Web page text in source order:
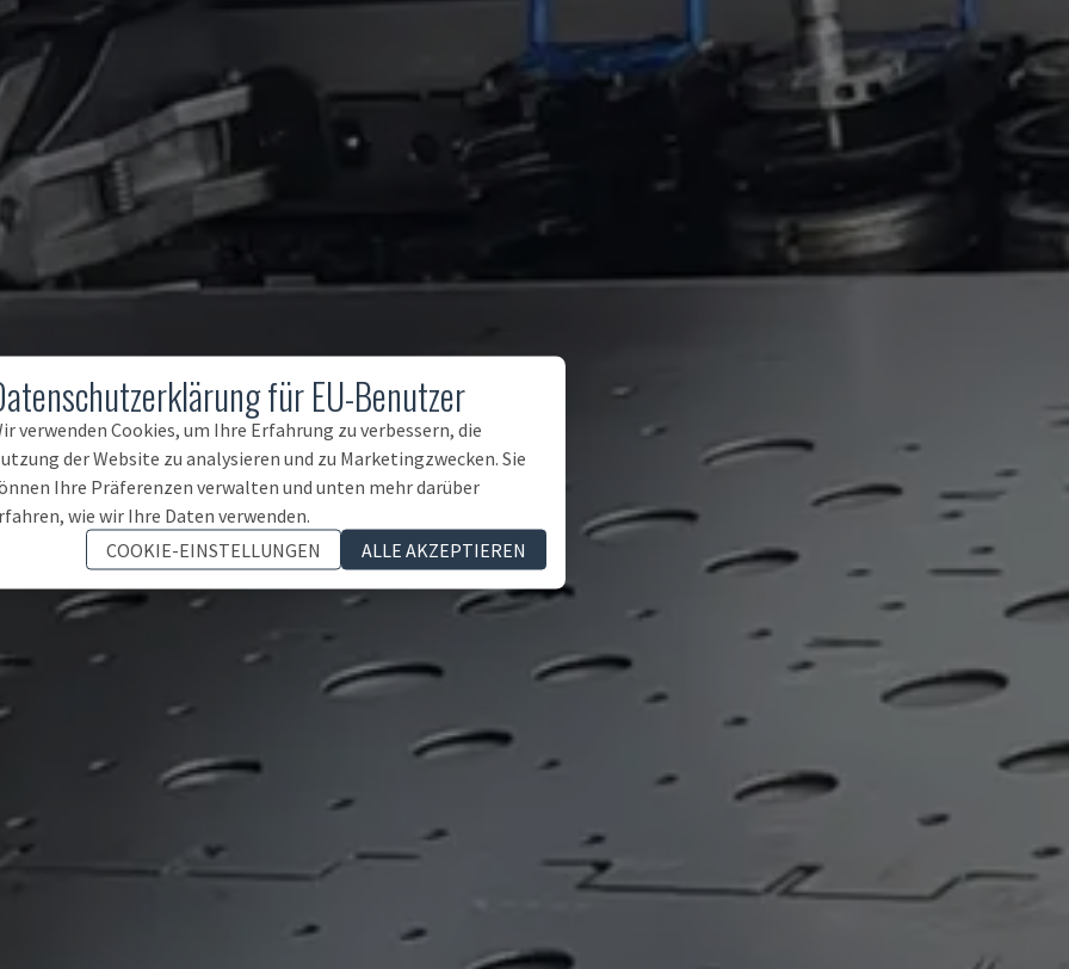
für EU-Benutzer
verwenden Cookies, um Ihre Erfahrung zu verbessern, die
der Website zu analysieren und zu Marketingzwecken. Sie
Ihre Präferenzen verwalten und unten mehr darüber
wie wir Ihre Daten verwenden.
COOKIE-EINSTELLUNGEN
ALLE AKZEPTIEREN